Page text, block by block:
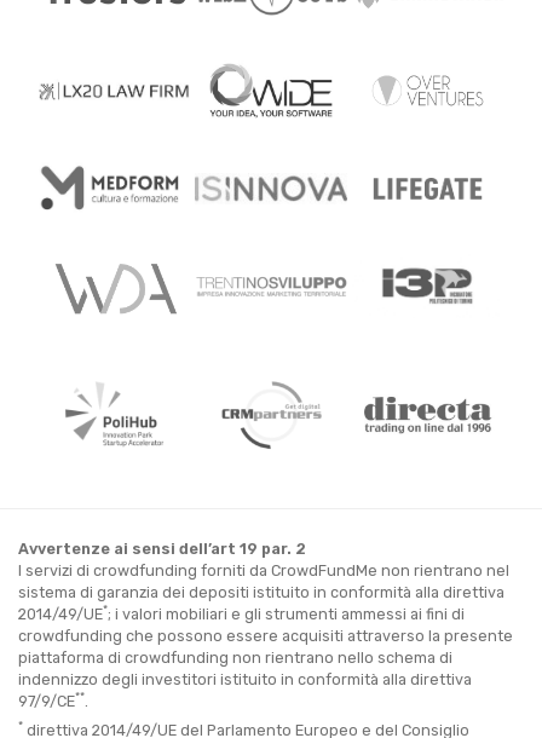
Avvertenze ai sensi dell’art 19 par. 2
I servizi di crowdfunding forniti da CrowdFundMe non rientrano nel
sistema di garanzia dei depositi istituito in conformità alla direttiva
2014/49/UE*; i valori mobiliari e gli strumenti ammessi ai fini di
crowdfunding che possono essere acquisiti attraverso la presente
piattaforma di crowdfunding non rientrano nello schema di
indennizzo degli investitori istituito in conformità alla direttiva
97/9/CE**
* direttiva 2014/49/UE del Parlamento Europeo e del Consiglio